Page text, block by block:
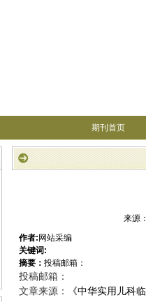
期刊首页
来源：
作者: 网站采编
关键词:
摘要： 投稿邮箱：
投稿邮箱：
文章来源：
《中华实用儿科